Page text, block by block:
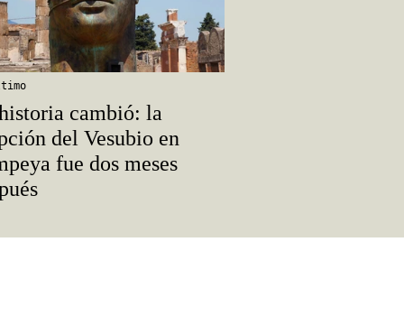
cambió: la
del Vesubio en
fue dos meses